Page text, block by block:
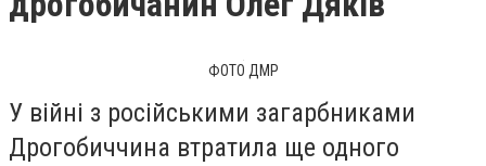
ФОТО ДМР
У війні з російськими загарбниками
Дрогобиччина втратила ще одного